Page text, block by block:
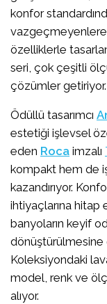
konfor
vazgeçmeyenlere
özelliklerle
seri, çok çeşitli
çözümler getiriyor.
Ödüllü tasarımcı
estetiği işlevsel
eden Roca imzalı
kompakt hem de
kazandırıyor.
ihtiyaçlarına hitap
banyoların keyif
dönüştürülmesine
Koleksiyondaki
model, renk ve
alıyor.